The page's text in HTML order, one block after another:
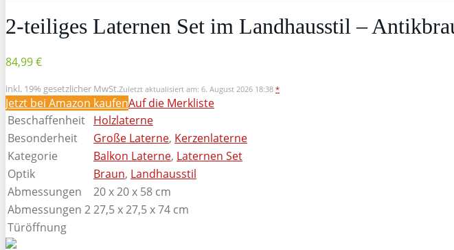
2-teiliges Laternen Set im Landhausstil –
84,99 €
inkl. 19% gesetzlicher MwSt.Zuletzt aktualisiert am: 6. August 2026 18:38 *
Jetzt bei Amazon kaufenAuf die Merkliste
Beschaffenheit Holzlaterne
Besonderheit
Große Laterne, Kerzenlaterne
Kategorie
Balkon Laterne, Laternen Set
Optik
Braun, Landhausstil
Abmessungen
20 x 20 x 58 cm
Abmessungen 227,5 x 27,5 x 74 cm
Türöffnung